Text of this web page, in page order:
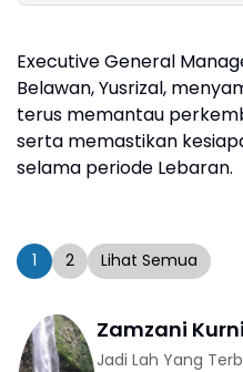
Executive General
Belawan, Yusrizal,
terus memantau
serta memastikan
selama periode Lebaran.
1 2 Lihat Semua
Zamzani
Jadi Lah Yang